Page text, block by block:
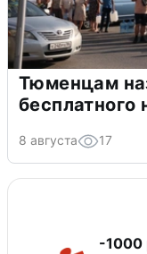
Тюменцам
бесплатного
8 августа 17
-1000